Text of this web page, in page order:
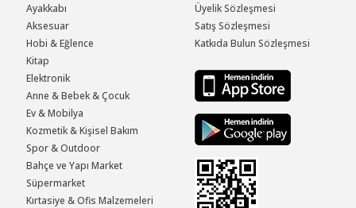
Ayakkabı
Aksesuar
Hobi & Eğlence
Kitap
Elektronik
Anne & Bebek & Çocuk
Ev & Mobilya
Kozmetik & Kişisel Bakım
Spor & Outdoor
Bahçe ve Yapı Market
Süpermarket
Kırtasiye & Ofis Malzemeleri
Üyelik Sözleşmesi
Satış Sözleşmesi
Katkıda Bulun Sözleşmesi